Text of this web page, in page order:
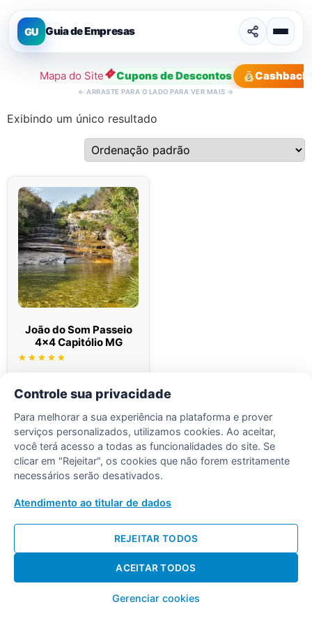
GU Guia de Empresas
Mapa do Site Cupons de Descontos Cashback
← ARRASTE PARA O LADO PARA VER MAIS →
Exibindo um único resultado
João do Som Passeio
4×4 Capitólio MG
de 5
Ler mais
Desenvolvido por Diogo Soares
Controle sua privacidade
Para melhorar a sua experiência na plataforma e prover
serviços personalizados, utilizamos cookies. Ao aceitar,
você terá acesso a todas as funcionalidades do site. Se
clicar em "Rejeitar", os cookies que não forem estritamente
necessários serão desativados.
Atendimento ao titular de dados
Gerenciar cookies
REJEITAR TODOS
ACEITAR TODOS